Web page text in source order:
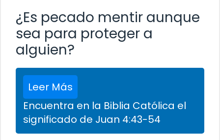
¿Es pecado mentir aunque
sea para proteger a
alguien?
Leer Más
Encuentra en la Biblia Católica el
significado de Juan 4:43-54